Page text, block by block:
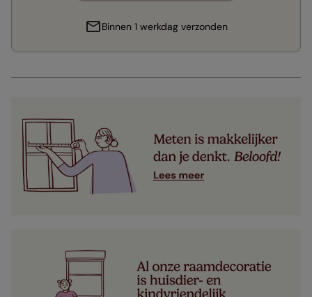
Binnen 1 werkdag verzonden